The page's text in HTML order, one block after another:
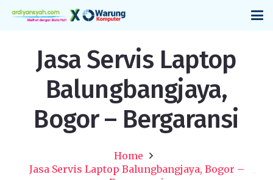
Jasa Servis Laptop
Balungbangjaya,
Bogor – Bergaransi
Home
Jasa Servis Laptop Balungbangjaya, Bogor –